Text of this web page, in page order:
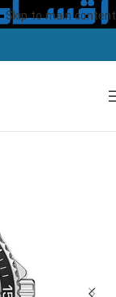
Skip to main content